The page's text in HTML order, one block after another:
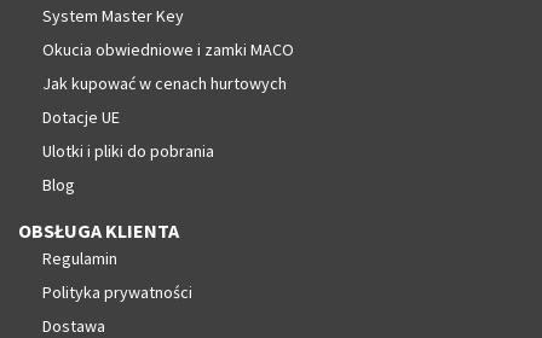
System Master Key
Okucia obwiedniowe i zamki MACO
Jak kupować w cenach hurtowych
Dotacje UE
Ulotki i pliki do pobrania
Blog
OBSŁUGA KLIENTA
Regulamin
Polityka prywatności
Dostawa